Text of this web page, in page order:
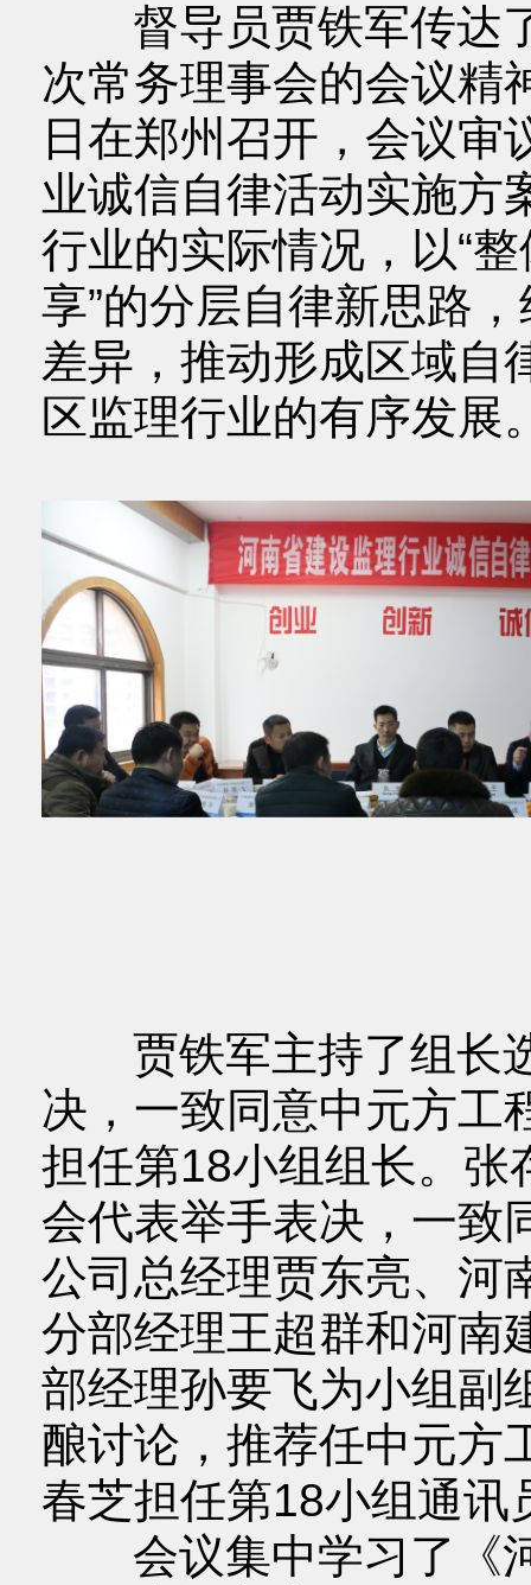
督导员贾铁军传达
次常务理事会的会议精
日在郑州召开，会议审
业诚信自律活动实施方
行业的实际情况，以“
享”的分层自律新思路
差异，推动形成区域自
区监理行业的有序发展
贾铁军主持了组长
决，一致同意中元方工
担任第18小组组长。张
会代表举手表决，一致
公司总经理贾东亮、河
分部经理王超群和河南
部经理孙要飞为小组副
酿讨论，推荐任中元方
春芝担任第18小组通讯
会议集中学习了《